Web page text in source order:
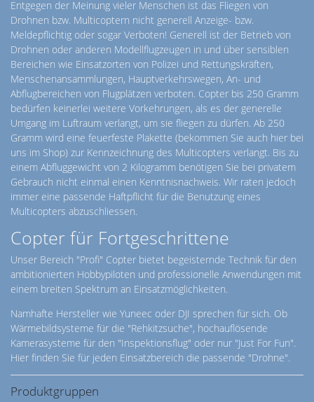
Entgegen der Meinung vieler Menschen ist das Fliegen von
Drohnen bzw. Multicoptern nicht generell Anzeige- bzw.
Meldepflichtig oder sogar Verboten! Generell ist der Betrieb von
Drohnen oder anderen Modellflugzeugen in und über sensiblen
Bereichen wie Einsatzorten von Polizei und Rettungskräften,
Menschenansammlungen, Hauptverkehrswegen, An- und
Abflugbereichen von Flugplätzen verboten. Copter bis 250 Gramm
bedürfen keinerlei weitere Vorkehrungen, als es der generelle
Umgang im Luftraum verlangt, um sie fliegen zu dürfen. Ab 250
Gramm wird eine feuerfeste Plakette (bekommen Sie auch hier bei
uns im Shop) zur Kennzeichnung des Multicopters verlangt. Bis zu
einem Abfluggewicht von 2 Kilogramm benötigen Sie bei privatem
Gebrauch nicht einmal einen Kenntnisnachweis. Wir raten jedoch
immer eine passende Haftpflicht für die Benutzung eines
Multicopters abzuschliessen.
Copter für Fortgeschrittene
Unser Bereich "Profi" Copter bietet begeisternde Technik für den
ambitionierten Hobbypiloten und professionelle Anwendungen mit
einem breiten Spektrum an Einsatzmöglichkeiten.
Namhafte Hersteller wie Yuneec oder DJI sprechen für sich. Ob
Wärmebildsysteme für die "Rehkitzsuche", hochauflösende
Kamerasysteme für den "Inspektionsflug" oder nur "Just For Fun".
Hier finden Sie für jeden Einsatzbereich die passende "Drohne".
Produktgruppen